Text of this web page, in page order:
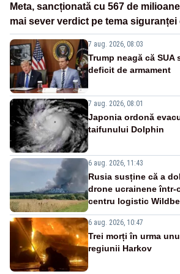
Meta, sancționată cu 567 de
mai sever verdict pe tema
7 aug. 2026, 08:03
Trump neagă că
deficit de armament
7 aug. 2026, 08:01
Japonia ordonă
taifunului Dolphin
6 aug. 2026, 11:43
Rusia susține că a
drone ucrainene într-
centru logistic
6 aug. 2026, 10:47
Trei morți în urma
regiunii Harkov